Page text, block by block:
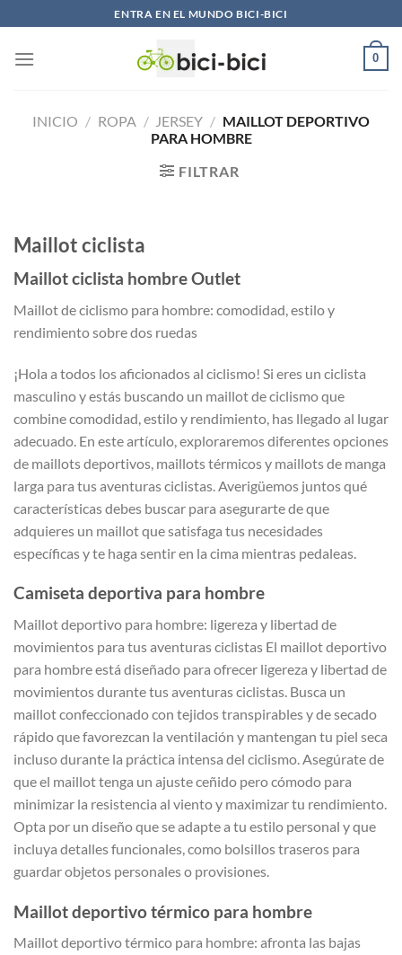
al
contenido
ENTRA EN EL MUNDO BICI-BICI
0
INICIO / ROPA / JERSEY / MAILLOT DEPORTIVO
PARA HOMBRE
FILTRAR
Maillot ciclista
Maillot ciclista hombre Outlet
Maillot de ciclismo para hombre: comodidad, estilo y
rendimiento sobre dos ruedas
¡Hola a todos los aficionados al ciclismo! Si eres un ciclista
masculino y estás buscando un maillot de ciclismo que
combine comodidad, estilo y rendimiento, has llegado al lugar
adecuado. En este artículo, exploraremos diferentes opciones
de maillots deportivos, maillots térmicos y maillots de manga
larga para tus aventuras ciclistas. Averigüemos juntos qué
características debes buscar para asegurarte de que
adquieres un maillot que satisfaga tus necesidades
específicas y te haga sentir en la cima mientras pedaleas.
Camiseta deportiva para hombre
Maillot deportivo para hombre: ligereza y libertad de
movimientos para tus aventuras ciclistas El maillot deportivo
para hombre está diseñado para ofrecer ligereza y libertad de
movimientos durante tus aventuras ciclistas. Busca un
maillot confeccionado con tejidos transpirables y de secado
rápido que favorezcan la ventilación y mantengan tu piel seca
incluso durante la práctica intensa del ciclismo. Asegúrate de
que el maillot tenga un ajuste ceñido pero cómodo para
minimizar la resistencia al viento y maximizar tu rendimiento.
Opta por un diseño que se adapte a tu estilo personal y que
incluya detalles funcionales, como bolsillos traseros para
guardar objetos personales o provisiones.
Maillot deportivo térmico para hombre
Maillot deportivo térmico para hombre: afronta las bajas